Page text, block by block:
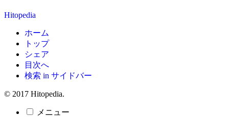
Hitopedia
ホーム
トップ
シェア
目次へ
検索 in サイドバー
© 2017 Hitopedia.
メニュー